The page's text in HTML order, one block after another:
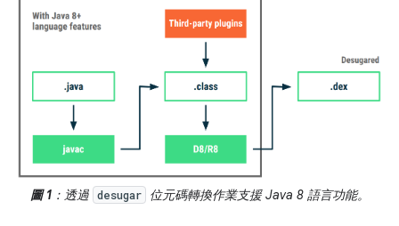
圖 1：透過 desugar 位元碼轉換作業支援 Java 8 語言功能。